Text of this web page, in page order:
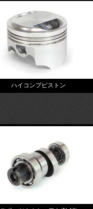
ハイコンプピストン